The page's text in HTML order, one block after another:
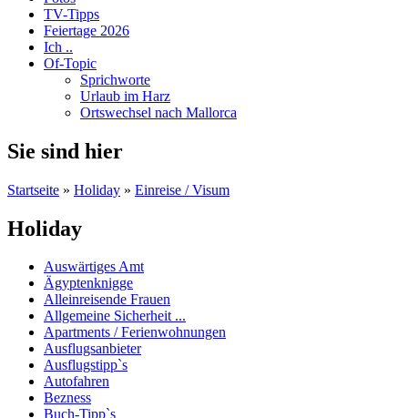
TV-Tipps
Feiertage 2026
Ich ..
Of-Topic
Sprichworte
Urlaub im Harz
Ortswechsel nach Mallorca
Sie sind hier
Startseite » Holiday » Einreise / Visum
Holiday
Auswärtiges Amt
Ägyptenknigge
Alleinreisende Frauen
Allgemeine Sicherheit ...
Apartments / Ferienwohnungen
Ausflugsanbieter
Ausflugstipp`s
Autofahren
Bezness
Buch-Tipp`s